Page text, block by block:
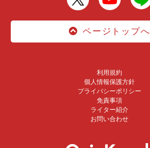
ページトップへ
利用規約
個人情報保護方針
プライバシーポリシー
免責事項
ライター紹介
お問い合わせ